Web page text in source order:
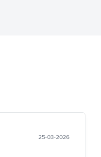
25-03-2026